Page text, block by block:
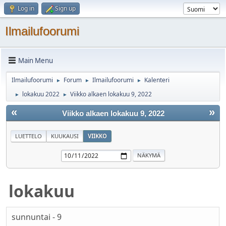
Log in Sign up
Ilmailufoorumi
Main Menu
Ilmailufoorumi ► Forum ► Ilmailufoorumi ► Kalenteri
► lokakuu 2022 ► Viikko alkaen lokakuu 9, 2022
« »
Viikko alkaen lokakuu 9, 2022
LUETTELO KUUKAUSI VIIKKO
lokakuu
sunnuntai - 9